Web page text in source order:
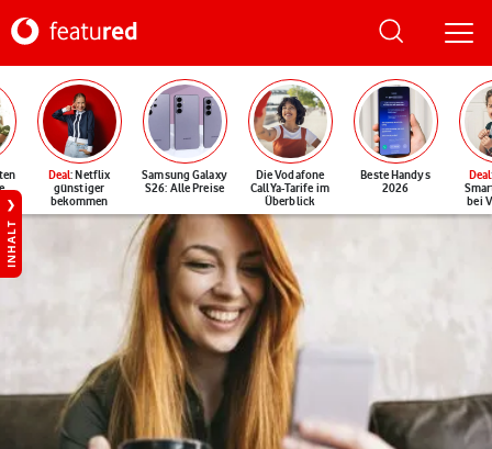
Deal: Netflix
günstiger
bekommen
Samsung Galaxy
S26: Alle Preise
Die Vodafone
CallYa-Tarife im
Überblick
Beste Handys
2026
Deal
bei
INHALT